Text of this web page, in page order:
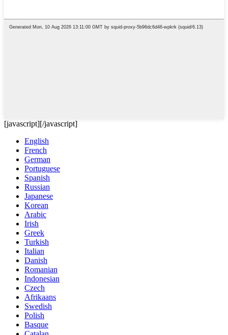
[javascript][/javascript]
English
French
German
Portuguese
Spanish
Russian
Japanese
Korean
Arabic
Irish
Greek
Turkish
Italian
Danish
Romanian
Indonesian
Czech
Afrikaans
Swedish
Polish
Basque